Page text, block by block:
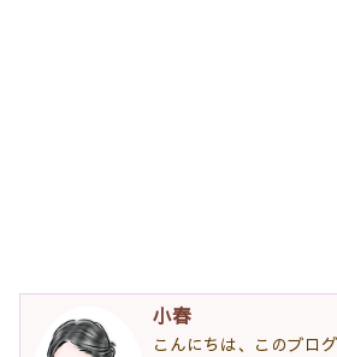
小春
こんにちは、このブロ